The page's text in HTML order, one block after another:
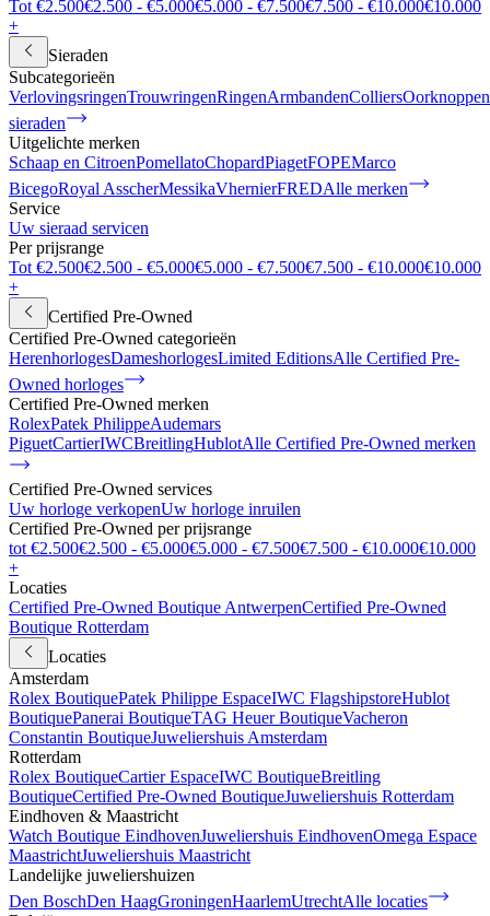
Tot €2.500€2.500 - €5.000€5.000 - €7.500€7.500 - €10.000€10.000
+
Sieraden
Subcategorieën
VerlovingsringenTrouwringenRingenArmbandenColliersOorknoppen
sieraden
Uitgelichte merken
Schaap en CitroenPomellatoChopardPiagetFOPEMarco
BicegoRoyal AsscherMessikaVhernierFREDAlle merken
Service
Uw sieraad servicen
Per prijsrange
Tot €2.500€2.500 - €5.000€5.000 - €7.500€7.500 - €10.000€10.000
+
Certified Pre-Owned
Certified Pre-Owned categorieën
HerenhorlogesDameshorlogesLimited EditionsAlle Certified Pre-
Owned horloges
Certified Pre-Owned merken
RolexPatek PhilippeAudemars
PiguetCartierIWCBreitlingHublotAlle Certified Pre-Owned merken
Certified Pre-Owned services
Uw horloge verkopenUw horloge inruilen
Certified Pre-Owned per prijsrange
tot €2.500€2.500 - €5.000€5.000 - €7.500€7.500 - €10.000€10.000
+
Locaties
Certified Pre-Owned Boutique AntwerpenCertified Pre-Owned
Boutique Rotterdam
Locaties
Amsterdam
Rolex BoutiquePatek Philippe EspaceIWC FlagshipstoreHublot
BoutiquePanerai BoutiqueTAG Heuer BoutiqueVacheron
Constantin BoutiqueJuweliershuis Amsterdam
Rotterdam
Rolex BoutiqueCartier EspaceIWC BoutiqueBreitling
BoutiqueCertified Pre-Owned BoutiqueJuweliershuis Rotterdam
Eindhoven & Maastricht
Watch Boutique EindhovenJuweliershuis EindhovenOmega Espace
MaastrichtJuweliershuis Maastricht
Landelijke juweliershuizen
Den BoschDen HaagGroningenHaarlemUtrechtAlle locaties